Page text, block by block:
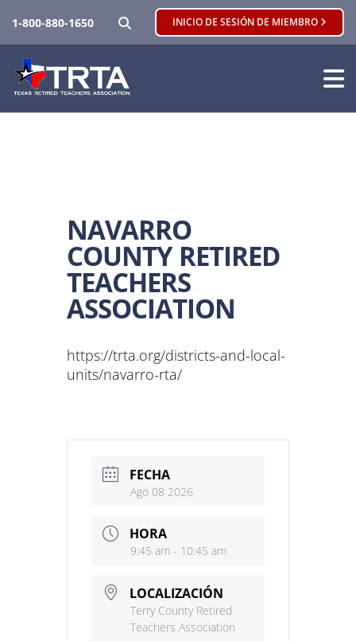
1-800-880-1650 BUSCARINICIO DE SESIÓN DE MIEMBRO
NAVARRO
COUNTY RETIRED
TEACHERS
ASSOCIATION
https://trta.org/districts-and-local-
units/navarro-rta/
FECHA
Ago 08 2026
HORA
9:45 am - 10:45 am
LOCALIZACIÓN
Terry County Retired
Teachers Association